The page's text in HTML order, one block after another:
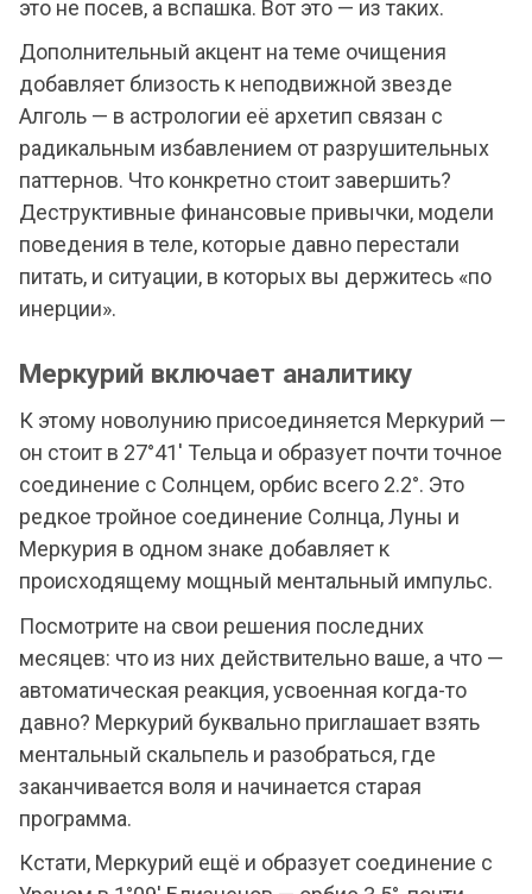
это не посев, а вспашка. Вот это — из таких.
Дополнительный акцент на теме очищения
добавляет близость к неподвижной звезде
Алголь — в астрологии её архетип связан с
радикальным избавлением от разрушительных
паттернов. Что конкретно стоит завершить?
Деструктивные финансовые привычки, модели
поведения в теле, которые давно перестали
питать, и ситуации, в которых вы держитесь «по
инерции».
Меркурий включает аналитику
К этому новолунию присоединяется Меркурий —
он стоит в 27°41' Тельца и образует почти точное
соединение с Солнцем, орбис всего 2.2°. Это
редкое тройное соединение Солнца, Луны и
Меркурия в одном знаке добавляет к
происходящему мощный ментальный импульс.
Посмотрите на свои решения последних
месяцев: что из них действительно ваше, а что —
автоматическая реакция, усвоенная когда-то
давно? Меркурий буквально приглашает взять
ментальный скальпель и разобраться, где
заканчивается воля и начинается старая
программа.
Кстати, Меркурий ещё и образует соединение с